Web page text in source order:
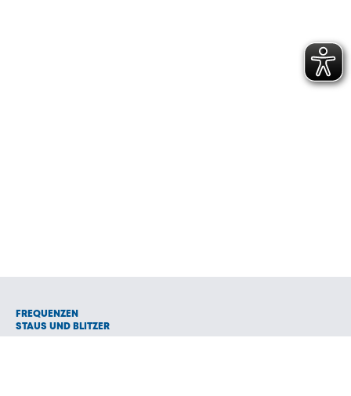
FREQUENZEN
STAUS UND BLITZER